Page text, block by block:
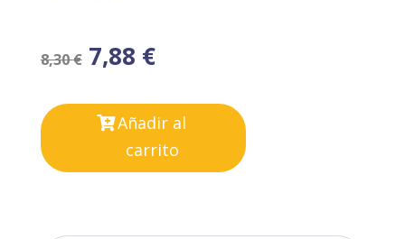
8,30€ 7,88 €
Añadir al
carrito